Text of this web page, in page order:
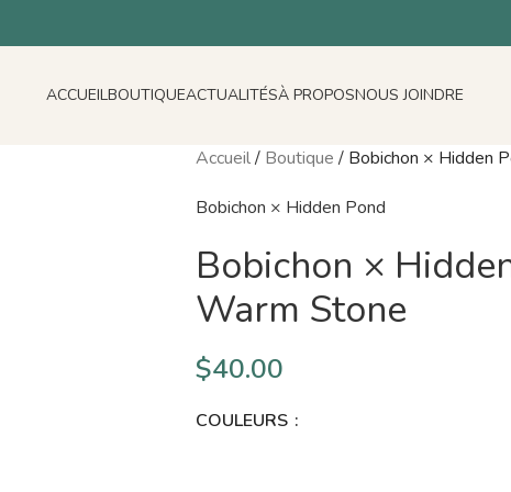
ACCUEILBOUTIQUEACTUALITÉSÀ PROPOSNOUS JOINDRE
Accueil/ Boutique / Bobichon × Hidden
Bobichon × Hidden Pond
Bobichon ×
Warm Stone
$40.00
COULEURS